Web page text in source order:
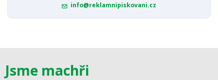
info@reklamnipiskovani.cz
Jsme machři